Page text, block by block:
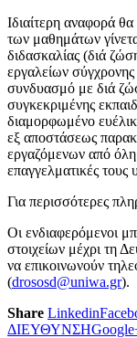
Ιδιαίτερη αναφορά θα
των μαθημάτων
διδασκαλίας (διά
εργαλείων
συνδυασμό με διά
συγκεκριμένης
διαμορφωμένο
εξ αποστάσεως
εργαζόμενων από όλη
επαγγελματικές τους
Για περισσότερες
Οι ενδιαφερόμενοι
στοιχείων μέχρι τη
να επικοινωνούν
(drososd@uniwa.gr).
Share Linkedin
ΔΙΕΥΘΥΝΣΗ